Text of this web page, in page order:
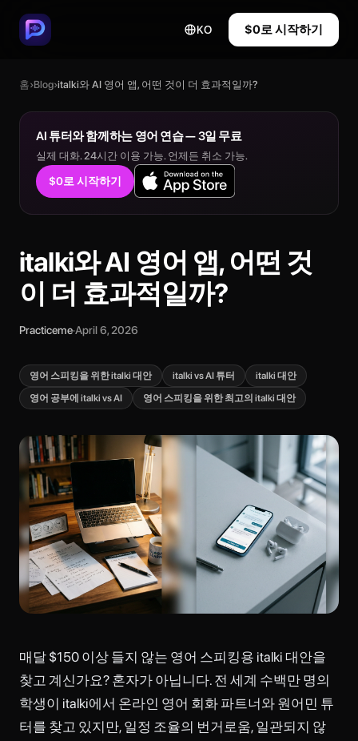
KO $0로 시작하기
홈›Blog›italki와 AI 영어 앱, 어떤 것이 더 효과적일까?
AI 튜터와 함께하는 영어 연습 — 3일 무료
실제 대화. 24시간 이용 가능. 언제든 취소 가능.
$0로 시작하기
italki와 AI 영어 앱, 어떤 것
이 더 효과적일까?
Practiceme·April 6, 2026
영어 스피킹을 위한 italki 대안 italki vs AI 튜터
italki 대안
영어 공부에 italki vs AI
영어 스피킹을 위한 최고의 italki 대안
매달 $150 이상 들지 않는 영어 스피킹용 italki 대안을
찾고 계신가요? 혼자가 아닙니다. 전 세계 수백만 명의
학생이 italki에서 온라인 영어 회화 파트너와 원어민 튜
터를 찾고 있지만, 일정 조율의 번거로움, 일관되지 않